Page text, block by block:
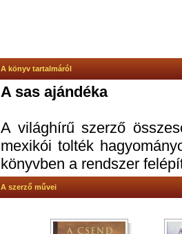
A könyv tartalmáról
A sas ajándéka
A világhírű szerző
mexikói tolték
könyvben a rendszer
A szerző művei